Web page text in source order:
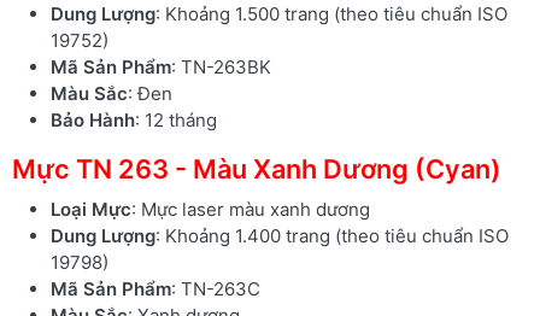
Dung Lượng: Khoảng 1.500 trang (theo tiêu chuẩn ISO
19752)
Mã Sản Phẩm: TN-263BK
Màu Sắc: Đen
Bảo Hành: 12 tháng
Mực TN 263 - Màu Xanh Dương (Cyan)
Loại Mực: Mực laser màu xanh dương
Dung Lượng: Khoảng 1.400 trang (theo tiêu chuẩn ISO
19798)
Mã Sản Phẩm: TN-263C